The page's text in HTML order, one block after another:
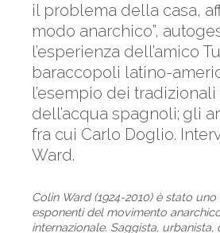
il problema della casa,
modo anarchico”,
l’esperienza dell’amico
baraccopoli latino-
l’esempio dei
dell’acqua spagnoli; gli
fra cui Carlo Doglio.
Ward.
Colin Ward (1924-2010) è stato
esponenti del movimento
internazionale. Saggista,